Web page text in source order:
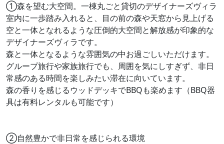
①森を望む大空間。一棟丸ごと貸切のデザイナーズヴィラ
室内に一歩踏み入れると、目の前の森や天窓から見上げる
空と一体となれるような圧倒的大空間と解放感が印象的な
デザイナーズヴィラです。
森と一体となるような雰囲気の中お過ごしいただけます。
グループ旅行や家族旅行でも、周囲を気にしすぎず、非日
常感のある時間を楽しみたい滞在に向いています。
森の香りを感じるウッドデッキでBBQも楽めます（BBQ器
具は有料レンタルも可能です）
②自然豊かで非日常を感じられる環境